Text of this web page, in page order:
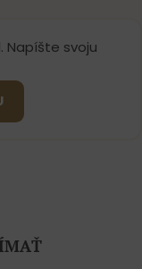
Napíšte svoju